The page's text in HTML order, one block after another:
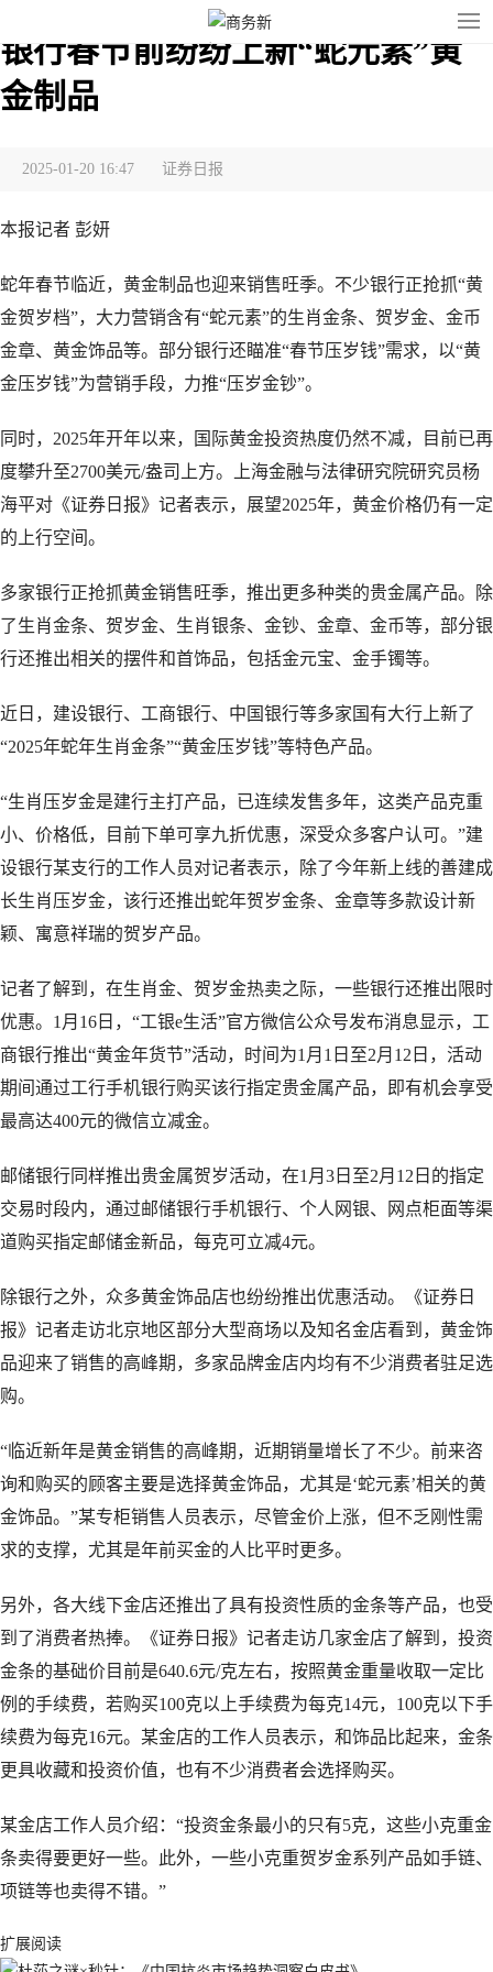
银行春节前纷纷上新“蛇元素”黄
金制品
2025-01-20 16:47 证券日报
本报记者 彭妍
蛇年春节临近，黄金制品也迎来销售旺季。不少银行正抢抓“黄
金贺岁档”，大力营销含有“蛇元素”的生肖金条、贺岁金、金币
金章、黄金饰品等。部分银行还瞄准“春节压岁钱”需求，以“黄
金压岁钱”为营销手段，力推“压岁金钞”。
同时，2025年开年以来，国际黄金投资热度仍然不减，目前已再
度攀升至2700美元/盎司上方。上海金融与法律研究院研究员杨
海平对《证券日报》记者表示，展望2025年，黄金价格仍有一定
的上行空间。
多家银行正抢抓黄金销售旺季，推出更多种类的贵金属产品。除
了生肖金条、贺岁金、生肖银条、金钞、金章、金币等，部分银
行还推出相关的摆件和首饰品，包括金元宝、金手镯等。
近日，建设银行、工商银行、中国银行等多家国有大行上新了
“2025年蛇年生肖金条”“黄金压岁钱”等特色产品。
“生肖压岁金是建行主打产品，已连续发售多年，这类产品克重
小、价格低，目前下单可享九折优惠，深受众多客户认可。”建
设银行某支行的工作人员对记者表示，除了今年新上线的善建成
长生肖压岁金，该行还推出蛇年贺岁金条、金章等多款设计新
颖、寓意祥瑞的贺岁产品。
记者了解到，在生肖金、贺岁金热卖之际，一些银行还推出限时
优惠。1月16日，“工银e生活”官方微信公众号发布消息显示，工
商银行推出“黄金年货节”活动，时间为1月1日至2月12日，活动
期间通过工行手机银行购买该行指定贵金属产品，即有机会享受
最高达400元的微信立减金。
邮储银行同样推出贵金属贺岁活动，在1月3日至2月12日的指定
交易时段内，通过邮储银行手机银行、个人网银、网点柜面等渠
道购买指定邮储金新品，每克可立减4元。
除银行之外，众多黄金饰品店也纷纷推出优惠活动。《证券日
报》记者走访北京地区部分大型商场以及知名金店看到，黄金饰
品迎来了销售的高峰期，多家品牌金店内均有不少消费者驻足选
购。
“临近新年是黄金销售的高峰期，近期销量增长了不少。前来咨
询和购买的顾客主要是选择黄金饰品，尤其是‘蛇元素’相关的黄
金饰品。”某专柜销售人员表示，尽管金价上涨，但不乏刚性需
求的支撑，尤其是年前买金的人比平时更多。
另外，各大线下金店还推出了具有投资性质的金条等产品，也受
到了消费者热捧。《证券日报》记者走访几家金店了解到，投资
金条的基础价目前是640.6元/克左右，按照黄金重量收取一定比
例的手续费，若购买100克以上手续费为每克14元，100克以下手
续费为每克16元。某金店的工作人员表示，和饰品比起来，金条
更具收藏和投资价值，也有不少消费者会选择购买。
某金店工作人员介绍：“投资金条最小的只有5克，这些小克重金
条卖得要更好一些。此外，一些小克重贺岁金系列产品如手链、
项链等也卖得不错。”
扩展阅读